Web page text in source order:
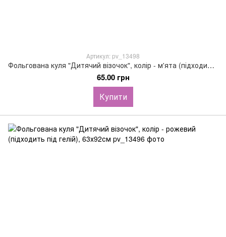
Артикул: pv_13498
Фольгована куля "Дитячий візочок", колір - м'ята (підходить під гелій), 63х92см
65.00 грн
Купити